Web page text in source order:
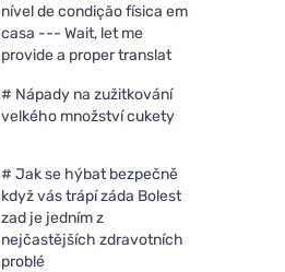
nível de condição física em
casa --- Wait, let me
provide a proper translat
# Nápady na zužitkování
velkého množství cukety
# Jak se hýbat bezpečně
když vás trápí záda Bolest
zad je jedním z
nejčastějších zdravotních
problé